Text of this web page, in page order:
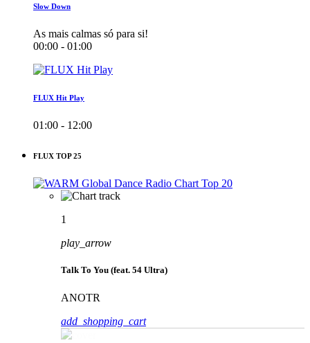
Slow Down
As mais calmas só para si!
00:00 - 01:00
FLUX Hit Play
01:00 - 12:00
FLUX TOP 25
1
play_arrow
Talk To You (feat. 54 Ultra)
ANOTR
add_shopping_cart